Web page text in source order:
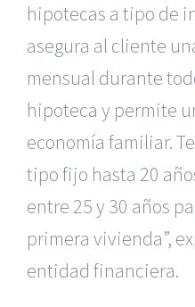
hipotecas a tipo de
asegura al cliente
mensual durante
hipoteca y permite
economía familiar.
tipo fijo hasta 20
entre 25 y 30 años
primera vivienda”,
entidad financiera.